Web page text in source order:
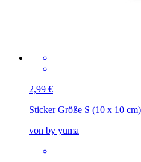
2,99 €
Sticker Größe S (10 x 10 cm)
von by yuma